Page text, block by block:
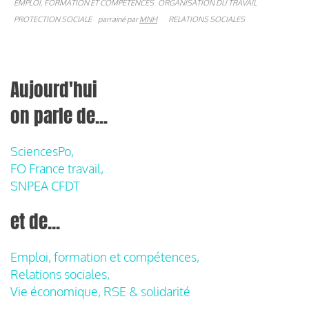
EMPLOI, FORMATION ET COMPÉTENCES ORGANISATION DU TRAVAIL
PROTECTION SOCIALE
parrainé parMNH RELATIONS SOCIALES
Aujourd'hui
on parle de...
SciencesPo,
FO France travail,
SNPEA CFDT
et de...
Emploi, formation et compétences,
Relations sociales,
Vie économique, RSE & solidarité